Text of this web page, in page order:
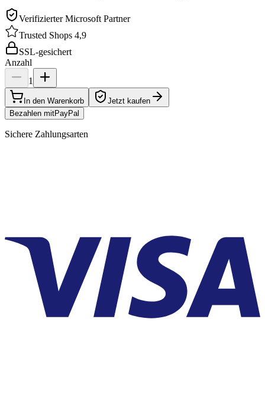
Verifizierter Microsoft Partner
Trusted Shops 4,9
SSL-gesichert
Anzahl
1
In den Warenkorb
Jetzt kaufen
Bezahlen mitPayPal
Sichere Zahlungsarten